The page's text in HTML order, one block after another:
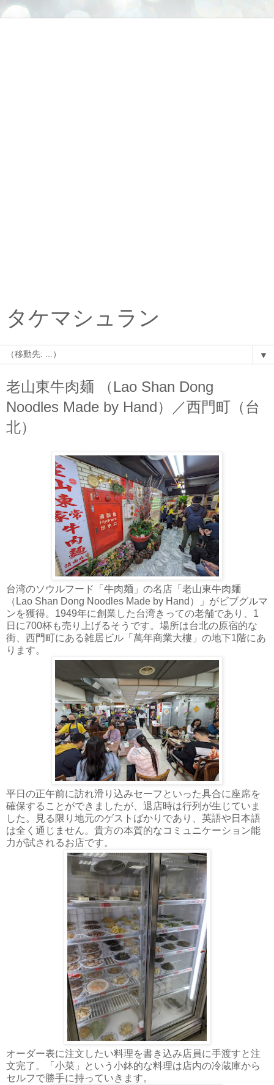
タケマシュラン
▼
老山東牛肉麺 （Lao Shan Dong
Noodles Made by Hand）／西門町（台
北）
台湾のソウルフード「牛肉麺」の名店「老山東牛肉麺
（Lao Shan Dong Noodles Made by Hand）」がビブグルマ
ンを獲得。1949年に創業した台湾きっての老舗であり、1
日に700杯も売り上げるそうです。場所は台北の原宿的な
街、西門町にある雑居ビル「萬年商業大樓」の地下1階にあ
ります。
平日の正午前に訪れ滑り込みセーフといった具合に座席を
確保することができましたが、退店時は行列が生じていま
した。見る限り地元のゲストばかりであり、英語や日本語
は全く通じません。貴方の本質的なコミュニケーション能
力が試されるお店です。
オーダー表に注文したい料理を書き込み店員に手渡すと注
文完了。「小菜」という小鉢的な料理は店内の冷蔵庫から
セルフで勝手に持っていきます。